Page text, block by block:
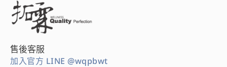
售後客服
加入官方 LINE @wqpbwt